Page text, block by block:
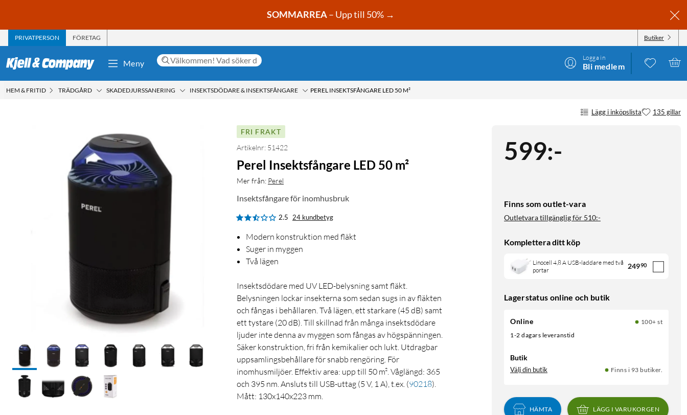
SOMMARREA– Upp till 50% →
PRIVATPERSON FÖRETAG Butiker
Meny
Logga in
Bli medlem
HEM & FRITID TRÄDGÅRD SKADEDJURSSANERING INSEKTSDÖDARE & INSEKTSFÅNGARE PEREL INSEKTSFÅNGARE LED 50 M²
Lägg i inköpslista 135 gillar
599:-
Finns som outlet-vara
Outletvara tillgänglig för 510:-
Komplettera ditt köp
Linocell 4,8 A USB-laddare med två
portar
24990
Lagerstatus online och butik
Online
100+ st
1-2 dagars leveranstid
Butik
Välj din butik Finns i 93 butiker.
HÄMTA LÄGG I VARUKORGEN
FRI FRAKT
Artikelnr: 51422
Perel Insektsfångare LED 50 m²
Mer från: Perel
Insektsfångare för inomhusbruk
2.5 24 kundbetyg
Modern konstruktion med fläkt
Suger in myggen
Två lägen
Insektsdödare med UV LED-belysning samt fläkt.
Belysningen lockar insekterna som sedan sugs in av fläkten
och fångas i behållaren. Två lägen, ett starkare (45 dB) samt
ett tystare (20 dB). Till skillnad från många insektsdödare
ljuder inte denna av myggen som fångas av högspänningen.
Säker konstruktion, fri från kemikalier och lukt. Utdragbar
uppsamlingsbehållare för snabb rengöring. För
inomhusmiljöer. Effektiv area: upp till 50 m². Våglängd: 365
och 395 nm. Ansluts till USB-uttag (5 V, 1 A), t.ex. (90218).
Mått: 130x140x223 mm.